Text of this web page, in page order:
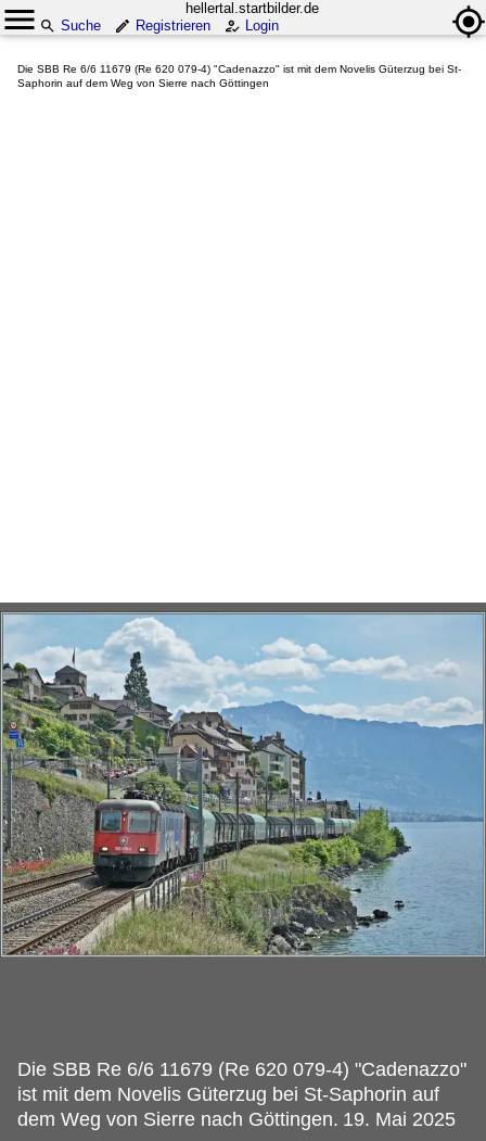
hellertal.startbilder.de
Suche
Registrieren Login
Die SBB Re 6/6 11679 (Re 620 079-4) "Cadenazzo" ist mit dem Novelis Güterzug bei St-
Saphorin auf dem Weg von Sierre nach Göttingen
Die SBB Re 6/6 11679 (Re 620 079-4) "Cadenazzo"
ist mit dem Novelis Güterzug bei St-Saphorin auf
dem Weg von Sierre nach Göttingen. 19. Mai 2025